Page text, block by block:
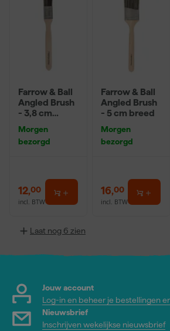
Farrow & Ball
Angled Brush
- 3,8 cm
Morgen
bezorgd
12,00
incl. BTW
Farrow & Ball
Angled Brush
- 5 cm breed
Morgen
bezorgd
16,00
incl. BTW
Laat nog 6 zien
Jouw account
Log-in en beheer je bestellingen
Nieuwsbrief
Inschrijven wekelijkse nieuwsbrief